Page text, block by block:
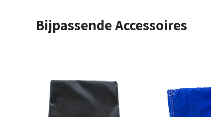
Bijpassende Accessoires